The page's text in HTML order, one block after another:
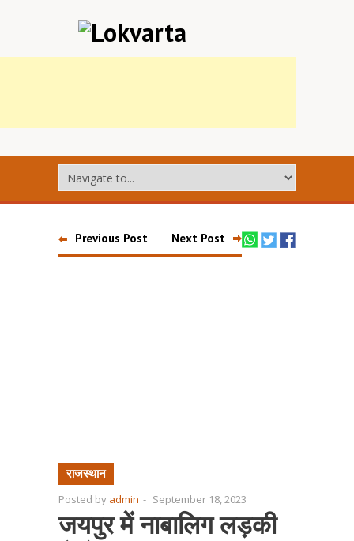
Previous Post Next Post
राजस्थान
Posted by admin - September 18, 2023
जयपुर में नाबालिग लड़की